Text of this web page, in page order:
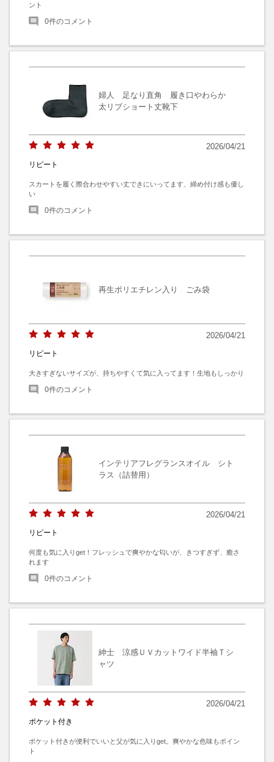
ント
0件のコメント
婦人 足なり直角 履き口やわらか
太リブショート丈靴下
2026/04/21
リピート
スカートを履く際合わせやすい丈できにいってます、締め付け感も優し
い
0件のコメント
再生ポリエチレン入り ごみ袋
2026/04/21
リピート
大きすぎないサイズが、持ちやすくて気に入ってます！生地もしっかり
0件のコメント
インテリアフレグランスオイル シト
ラス（詰替用）
2026/04/21
リピート
何度も気に入りget！フレッシュで爽やかな匂いが、きつすぎず、癒さ
れます
0件のコメント
紳士 涼感ＵＶカットワイド半袖Ｔシ
ャツ
2026/04/21
ポケット付き
ポケット付きが便利でいいと父が気に入りget。爽やかな色味もポイン
ト